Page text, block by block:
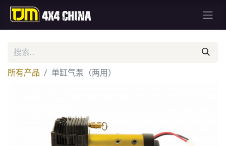
所有产品 单缸气泵（两用）